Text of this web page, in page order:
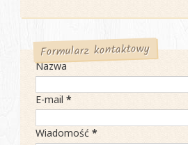
Formularz kontaktowy
Nazwa
E-mail*
Wiadomość*